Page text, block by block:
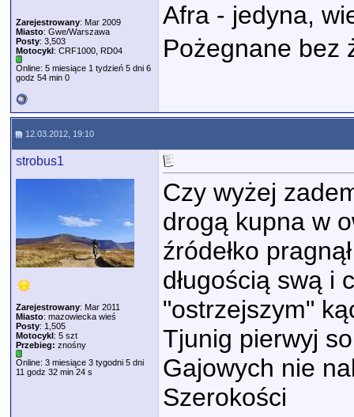
Zarejestrowany: Mar 2009
Miasto: Gwe/Warszawa
Posty: 3,503
Motocykl: CRF1000, RD04
Online: 5 miesiące 1 tydzień 5 dni 6
godz 54 min 0
Afra - jedyna,
Pożegnane bez
12.03.2012, 19:10
strobus1
Zarejestrowany: Mar 2011
Miasto: mazowiecka wieś
Posty: 1,505
Motocykl: 5 szt
Przebieg: znośny
Online: 3 miesiące 3 tygodni 5 dni
11 godz 32 min 24 s
Czy wyżej
drogą kupna w
źródełko
długością swą i
"ostrzejszym"
Tjunig pierwyj
Gajowych nie
Szerokości